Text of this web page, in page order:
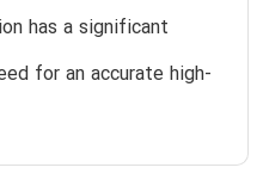
has a significant
for an accurate high-